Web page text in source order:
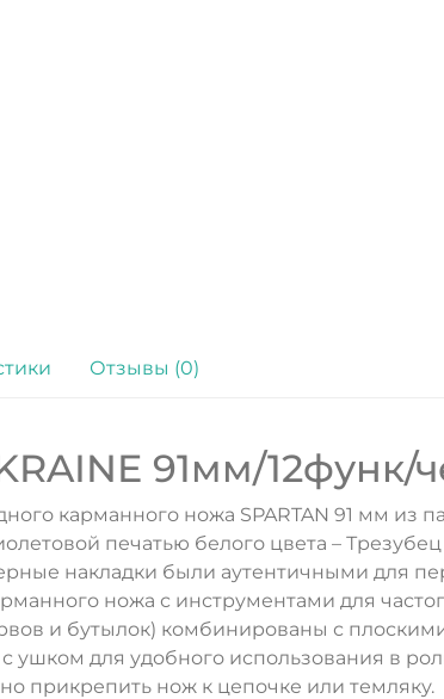
Отзывы (0)
91мм/
карманного ножа SPARTAN 91 мм
печатью белого цвета –
накладки были аутентичными для
ножа с инструментами для
и бутылок) комбинированы с
ушком для удобного использования в
прикрепить нож к цепочке или темляку.